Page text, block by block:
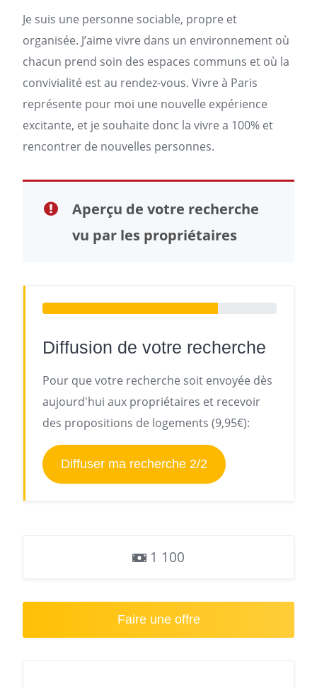
Je suis une personne sociable, propre et
organisée. J’aime vivre dans un environnement où
chacun prend soin des espaces communs et où la
convivialité est au rendez-vous. Vivre à Paris
représente pour moi une nouvelle expérience
excitante, et je souhaite donc la vivre a 100% et
rencontrer de nouvelles personnes.
Aperçu de votre recherche
vu par les propriétaires
Diffusion de votre recherche
Pour que votre recherche soit envoyée dès
aujourd'hui aux propriétaires et recevoir
des propositions de logements (9,95€):
Diffuser ma recherche 2/2
1 100
Faire une offre